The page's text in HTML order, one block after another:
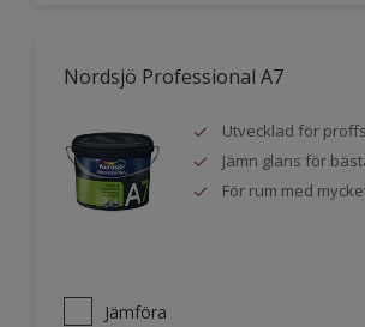
Nordsjö Professional A7
Utvecklad för
Jämn glans för
För rum med
Jämföra